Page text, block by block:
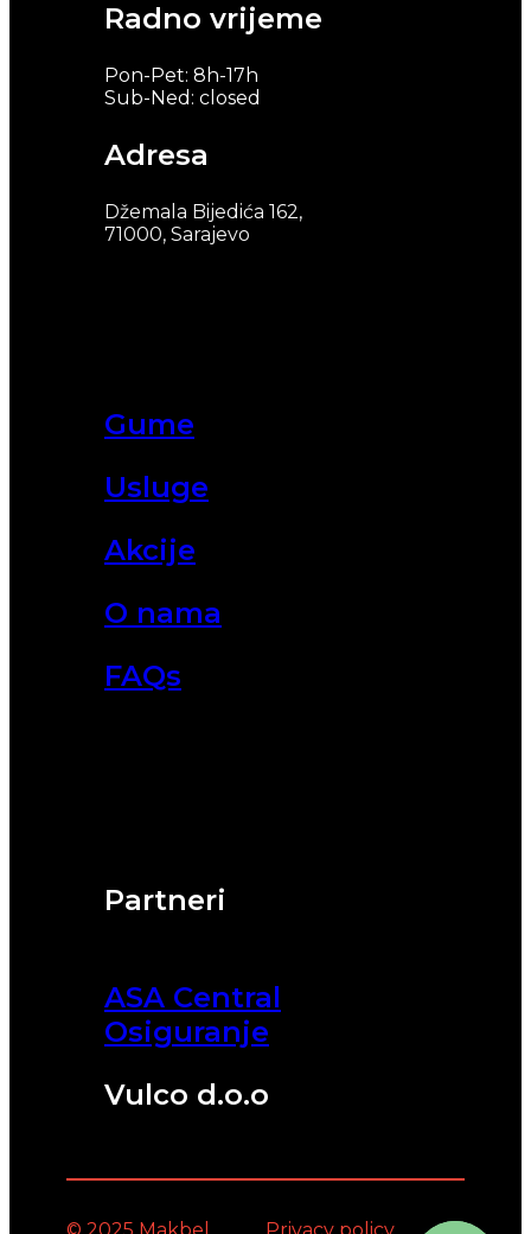
Partneri
ASA Central
Osiguranje
Vulco d.o.o
Gume
Usluge
Akcije
O nama
FAQs
Radno vrijeme
Pon-Pet: 8h-17h
Sub-Ned: closed
Adresa
Džemala Bijedića 162,
71000, Sarajevo